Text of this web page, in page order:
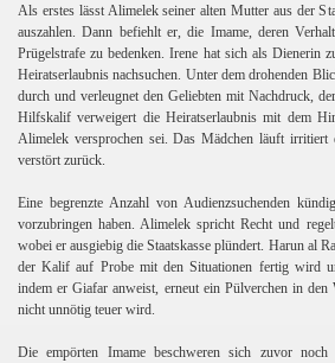
Als erstes lässt Alimelek seiner alten Mutter aus der
auszahlen. Dann befiehlt er, die Imame, deren
Prügelstrafe zu bedenken. Irene hat sich als Dienerin
Heiratserlaubnis nachsuchen. Unter dem drohenden
durch und verleugnet den Geliebten mit Nachdruck,
Hilfskalif verweigert die Heiratserlaubnis mit dem
Alimelek versprochen sei. Das Mädchen läuft irritiert
verstört zurück.
Eine begrenzte Anzahl von Audienzsuchenden
vorzubringen haben. Alimelek spricht Recht und
wobei er ausgiebig die Staatskasse plündert. Harun al
der Kalif auf Probe mit den Situationen fertig wird
indem er Giafar anweist, erneut ein Pülverchen in den
nicht unnötig teuer wird.
Die empörten Imame beschweren sich zuvor